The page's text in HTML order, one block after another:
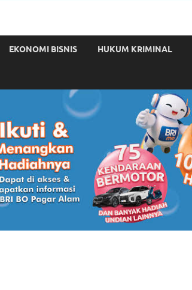
EKONOMI BISNIS HUKUM KRIMINAL